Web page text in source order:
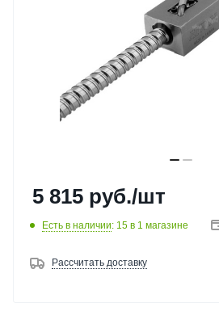
5 815 руб./шт
Есть в наличии: 15 в 1 магазине
Рассчитать доставку